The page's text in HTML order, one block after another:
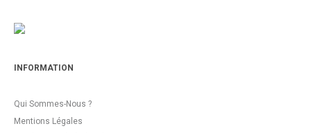
INFORMATION
Qui Sommes-Nous ?
Mentions Légales